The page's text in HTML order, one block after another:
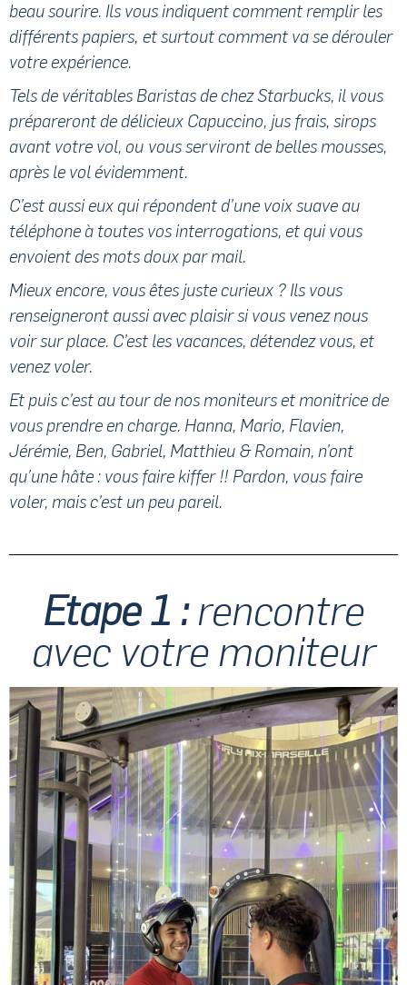
beau sourire. Ils vous indiquent comment remplir les
différents papiers, et surtout comment va se dérouler
votre expérience.
Tels de véritables Baristas de chez Starbucks, il vous
prépareront de délicieux Capuccino, jus frais, sirops
avant votre vol, ou vous serviront de belles mousses,
après le vol évidemment.
C’est aussi eux qui répondent d’une voix suave au
téléphone à toutes vos interrogations, et qui vous
envoient des mots doux par mail.
Mieux encore, vous êtes juste curieux ? Ils vous
renseigneront aussi avec plaisir si vous venez nous
voir sur place. C’est les vacances, détendez vous, et
venez voler.
Et puis c’est au tour de nos moniteurs et monitrice de
vous prendre en charge. Hanna, Mario, Flavien,
Jérémie, Ben, Gabriel, Matthieu & Romain, n’ont
qu’une hâte : vous faire kiffer !! Pardon, vous faire
voler, mais c’est un peu pareil.
Etape 1 :rencontre
avec votre moniteur